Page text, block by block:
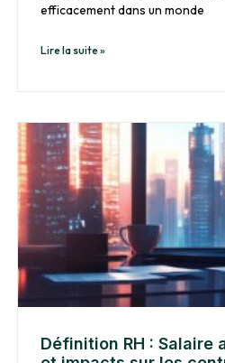
efficacement dans un monde
Lire la suite »
Définition RH : Salaire